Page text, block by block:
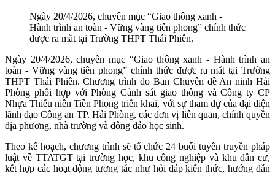
Ngày 20/4/2026, chuyên mục “Giao thông xanh -
Hành trình an toàn - Vững vàng tiên phong” chính thức
được ra mắt tại Trường THPT Thái Phiên.
Ngày 20/4/2026, chuyên mục “Giao thông xanh - Hành trình an
toàn - Vững vàng tiên phong” chính thức được ra mắt tại Trường
THPT Thái Phiên. Chương trình do Ban Chuyên đề An ninh Hải
Phòng phối hợp với Phòng Cảnh sát giao thông và Công ty CP
Nhựa Thiếu niên Tiền Phong triển khai, với sự tham dự của đại diện
lãnh đạo Công an TP. Hải Phòng, các đơn vị liên quan, chính quyền
địa phương, nhà trường và đông đảo học sinh.
Theo kế hoạch, chương trình sẽ tổ chức 24 buổi tuyên truyền pháp
luật về TTATGT tại trường học, khu công nghiệp và khu dân cư,
kết hợp các hoạt động tương tác như hỏi đáp kiến thức, hướng dẫn